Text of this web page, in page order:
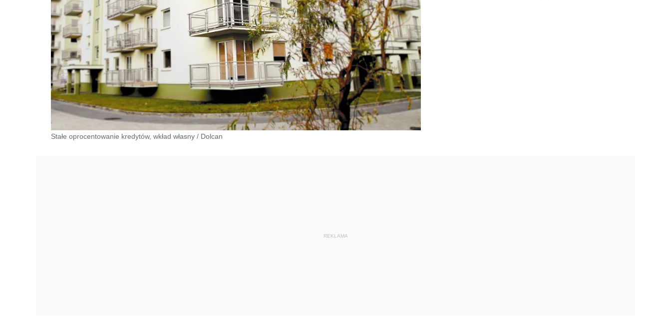
Stałe oprocentowanie kredytów, wkład własny / Dolcan